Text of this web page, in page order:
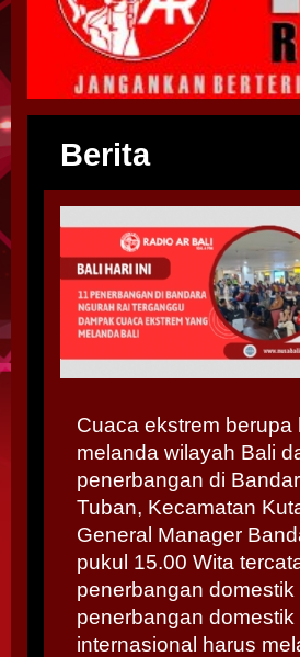
Berita
Cuaca ekstrem
melanda wilayah Bali
penerbangan di
Tuban, Kecamatan
General Manager
pukul 15.00 Wita
penerbangan
penerbangan
internasional harus